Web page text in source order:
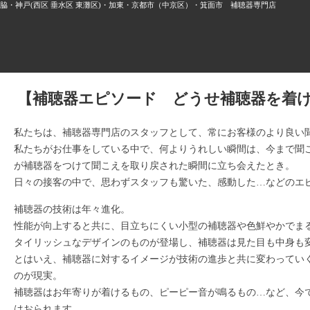
・神戸(西区 垂水区 東灘区)・加東・京都市（中京区）・箕面市 補聴器専門店
【補聴器エピソード どうせ補聴器を着
私たちは、補聴器専門店のスタッフとして、常にお客様のより良い
私たちがお仕事をしている中で、何よりうれしい瞬間は、今まで聞
が補聴器をつけて聞こえを取り戻された瞬間に立ち会えたとき。
日々の接客の中で、思わずスタッフも驚いた、感動した…などのエ
補聴器の技術は年々進化。
性能が向上すると共に、目立ちにくい小型の補聴器や色鮮やかでま
タイリッシュなデザインのものが登場し、補聴器は見た目も中身も
とはいえ、補聴器に対するイメージが技術の進歩と共に変わって
のが現実。
補聴器はお年寄りが着けるもの、ピーピー音が鳴るもの…など、今